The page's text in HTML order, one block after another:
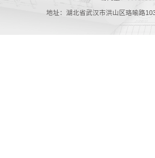
地址：湖北省武汉市洪山区珞喻路